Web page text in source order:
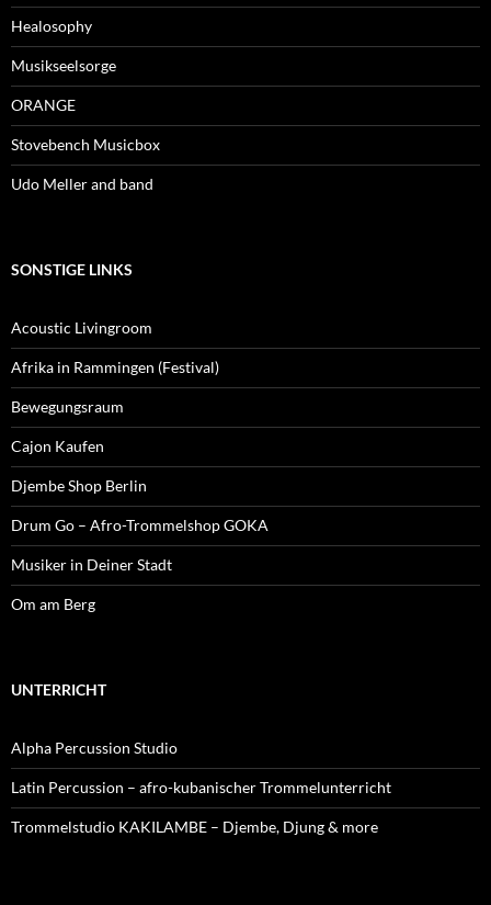
Healosophy
Musikseelsorge
ORANGE
Stovebench Musicbox
Udo Meller and band
SONSTIGE LINKS
Acoustic Livingroom
Afrika in Rammingen (Festival)
Bewegungsraum
Cajon Kaufen
Djembe Shop Berlin
Drum Go – Afro-Trommelshop GOKA
Musiker in Deiner Stadt
Om am Berg
UNTERRICHT
Alpha Percussion Studio
Latin Percussion – afro-kubanischer Trommelunterricht
Trommelstudio KAKILAMBE – Djembe, Djung & more